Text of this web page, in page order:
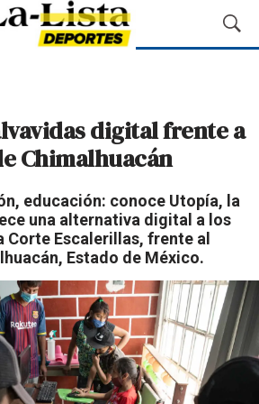
M
o
a
r
s
q
d
a
digital frente a
Chimalhuacán
educación: conoce Utopía, la
una alternativa digital a los
Corte Escalerillas, frente al
Estado de México.